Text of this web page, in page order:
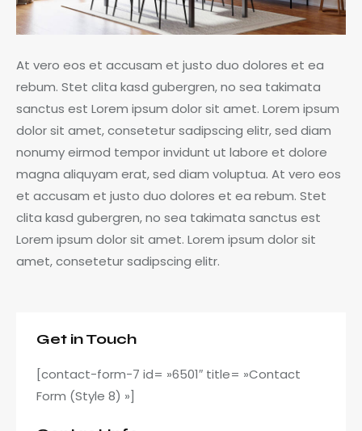
At vero eos et accusam et justo duo dolores et ea
rebum. Stet clita kasd gubergren, no sea takimata
sanctus est Lorem ipsum dolor sit amet. Lorem ipsum
dolor sit amet, consetetur sadipscing elitr, sed diam
nonumy eirmod tempor invidunt ut labore et dolore
magna aliquyam erat, sed diam voluptua. At vero eos
et accusam et justo duo dolores et ea rebum. Stet
clita kasd gubergren, no sea takimata sanctus est
Lorem ipsum dolor sit amet. Lorem ipsum dolor sit
amet, consetetur sadipscing elitr.
Get in Touch
[contact-form-7 id= »6501″ title= »Contact
Form (Style 8) »]